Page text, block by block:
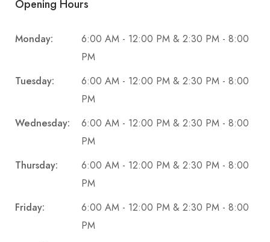
Opening Hours
Monday:
6:00 AM - 12:00 PM & 2:30 PM - 8:00
PM
Tuesday:
6:00 AM - 12:00 PM & 2:30 PM - 8:00
PM
Wednesday:
6:00 AM - 12:00 PM & 2:30 PM - 8:00
PM
Thursday:
6:00 AM - 12:00 PM & 2:30 PM - 8:00
PM
Friday:
6:00 AM - 12:00 PM & 2:30 PM - 8:00
PM